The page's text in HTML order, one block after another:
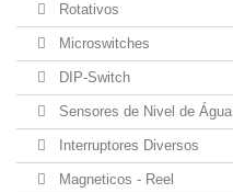
Rotativos
Microswitches
DIP-Switch
Sensores de Nivel de Água
Interruptores Diversos
Magneticos - Reel